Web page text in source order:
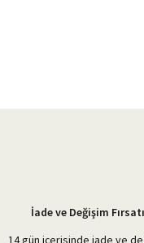
İade ve Değişim Fırsatı
14 gün içerisinde iade ve